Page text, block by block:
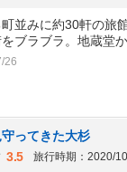
並みに約30軒の旅
ブラブラ。地蔵堂
26
ってきた大杉
3.5
旅行時期：2020/10